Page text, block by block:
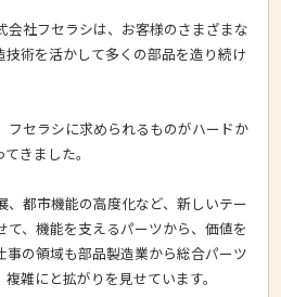
会社フセラシは、お客様のさまざまな
技術を活かして多くの部品を造り続け
フセラシに求められるものがハードか
きました。
、都市機能の高度化など、新しいテー
て、機能を支えるパーツから、価値を
事の領域も部品製造業から総合パーツ
雑にと拡がりを見せています。